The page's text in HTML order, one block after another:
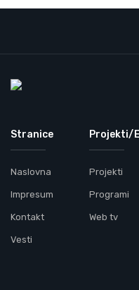
Stranice
Naslovna
Impresum
Kontakt
Vesti
Projekti/
Projekti
Programi
Web tv